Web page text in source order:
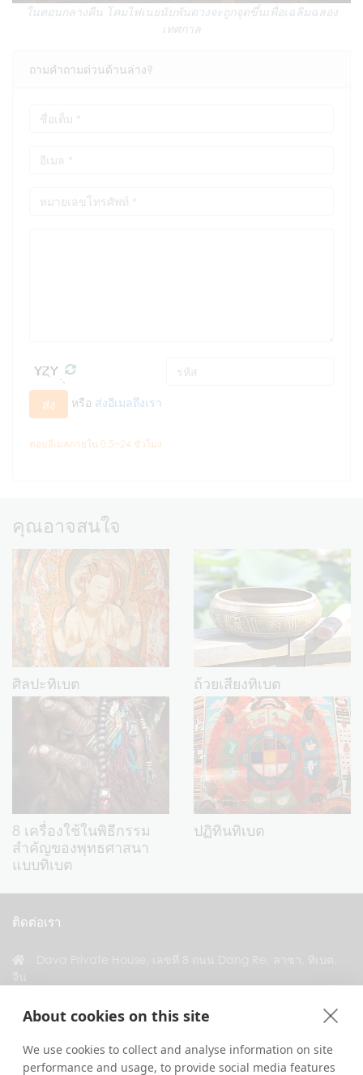
About cookies on this site
We use cookies to collect and analyse information on site
performance and usage, to provide social media features
ในตอนกลางคืน โคมไฟเนยนับพันดวงจะถูกจุดขึ้นเพื่อเฉลิมฉลอง
เทศกาล
ถามคำถามด่วนด้านล่าง?
ส่ง หรือ ส่งอีเมลถึงเรา
ตอบอีเมลภายใน 0.5~24 ชั่วโมง
คุณอาจสนใจ
ศิลปะทิเบต ถ้วยเสียงทิเบต
8 เครื่องใช้ในพิธีกรรม
สำคัญของพุทธศาสนา
แบบทิเบต
ปฏิทินทิเบต
ติดต่อเรา